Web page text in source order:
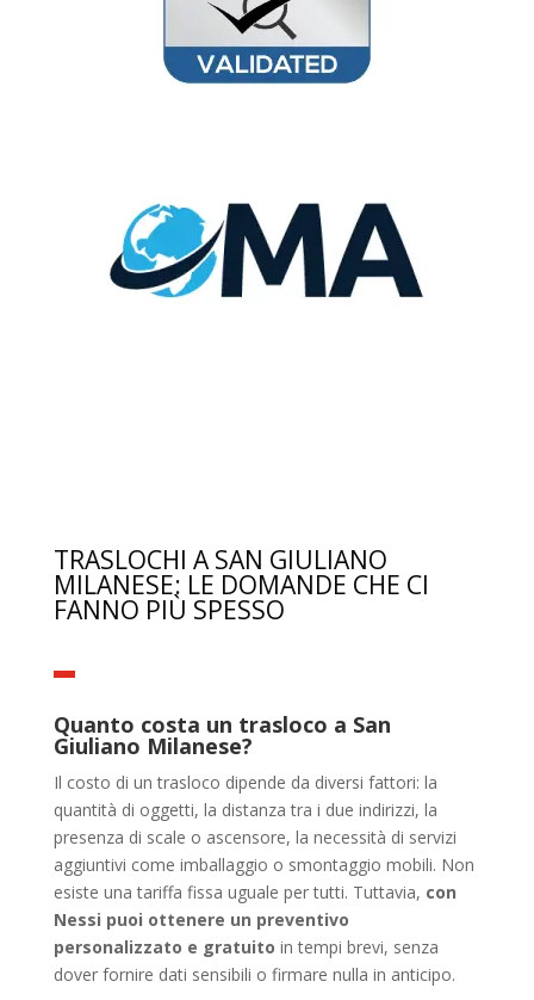
TRASLOCHI A SAN GIULIANO
MILANESE: LE DOMANDE CHE CI
FANNO PIÙ SPESSO
Quanto costa un trasloco a San
Giuliano Milanese?
Il costo di un trasloco dipende da diversi fattori: la
quantità di oggetti, la distanza tra i due indirizzi, la
presenza di scale o ascensore, la necessità di servizi
aggiuntivi come imballaggio o smontaggio mobili. Non
esiste una tariffa fissa uguale per tutti. Tuttavia, con
Nessi puoi ottenere un preventivo
personalizzato e gratuito in tempi brevi, senza
dover fornire dati sensibili o firmare nulla in anticipo.